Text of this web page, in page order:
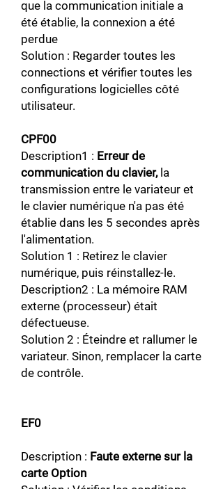
que la communication initiale a
été établie, la connexion a été
perdue
Solution : Regarder toutes les
connections et vérifier toutes les
configurations logicielles côté
utilisateur.
CPF00
Description1 : Erreur de
communication du clavier, la
transmission entre le variateur et
le clavier numérique n'a pas été
établie dans les 5 secondes après
l'alimentation.
Solution 1 : Retirez le clavier
numérique, puis réinstallez-le.
Description2 : La mémoire RAM
externe (processeur) était
défectueuse.
Solution 2 : Éteindre et rallumer le
variateur. Sinon, remplacer la carte
de contrôle.
EF0
Description : Faute externe sur la
carte Option